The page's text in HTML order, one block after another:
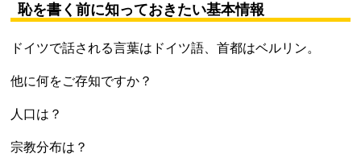
恥を書く前に知っておきたい基本情報
ドイツで話される言葉はドイツ語、首都はベルリン。
他に何をご存知ですか？
人口は？
宗教分布は？